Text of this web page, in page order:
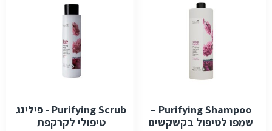
Purifying Shampoo –
שמפו לטיפול בקשקשים
Purifying Scrub - פילינג
טיפולי לקרקפת